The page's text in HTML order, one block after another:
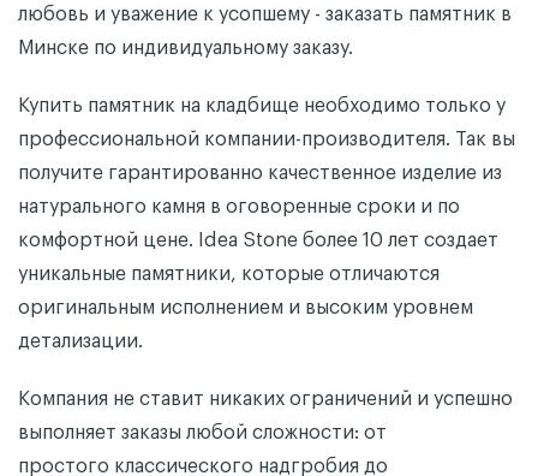
любовь и уважение к усопшему - заказать памятник в
Минске по индивидуальному заказу.
Купить памятник на кладбище необходимо только у
профессиональной компании-производителя. Так вы
получите гарантированно качественное изделие из
натурального камня в оговоренные сроки и по
комфортной цене. Idea Stone более 10 лет создает
уникальные памятники, которые отличаются
оригинальным исполнением и высоким уровнем
детализации.
Компания не ставит никаких ограничений и успешно
выполняет заказы любой сложности: от
простого классического надгробия до